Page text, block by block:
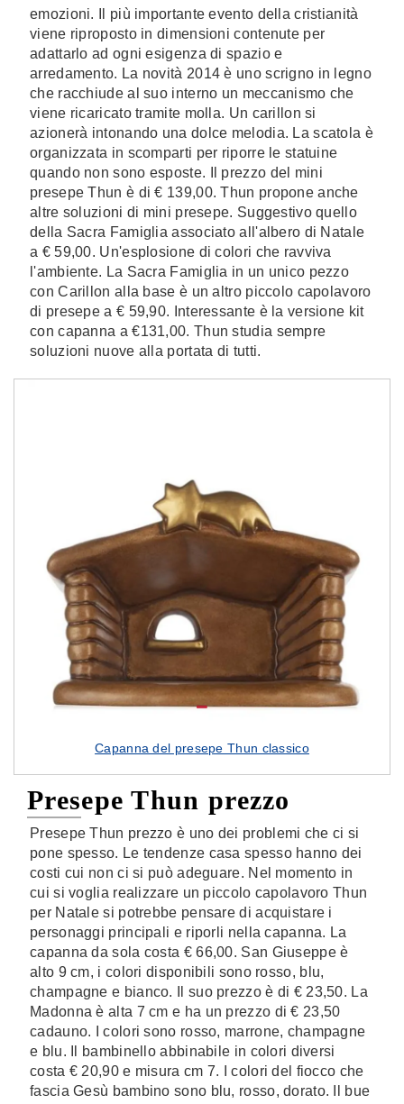
emozioni. Il più importante evento della cristianità
viene riproposto in dimensioni contenute per
adattarlo ad ogni esigenza di spazio e
arredamento. La novità 2014 è uno scrigno in legno
che racchiude al suo interno un meccanismo che
viene ricaricato tramite molla. Un carillon si
azionerà intonando una dolce melodia. La scatola è
organizzata in scomparti per riporre le statuine
quando non sono esposte. Il prezzo del mini
presepe Thun è di € 139,00. Thun propone anche
altre soluzioni di mini presepe. Suggestivo quello
della Sacra Famiglia associato all'albero di Natale
a € 59,00. Un'esplosione di colori che ravviva
l'ambiente. La Sacra Famiglia in un unico pezzo
con Carillon alla base è un altro piccolo capolavoro
di presepe a € 59,90. Interessante è la versione kit
con capanna a €131,00. Thun studia sempre
soluzioni nuove alla portata di tutti.
Capanna del presepe Thun classico
Presepe Thun prezzo
Presepe Thun prezzo è uno dei problemi che ci si
pone spesso. Le tendenze casa spesso hanno dei
costi cui non ci si può adeguare. Nel momento in
cui si voglia realizzare un piccolo capolavoro Thun
per Natale si potrebbe pensare di acquistare i
personaggi principali e riporli nella capanna. La
capanna da sola costa € 66,00. San Giuseppe è
alto 9 cm, i colori disponibili sono rosso, blu,
champagne e bianco. Il suo prezzo è di € 23,50. La
Madonna è alta 7 cm e ha un prezzo di € 23,50
cadauno. I colori sono rosso, marrone, champagne
e blu. Il bambinello abbinabile in colori diversi
costa € 20,90 e misura cm 7. I colori del fiocco che
fascia Gesù bambino sono blu, rosso, dorato. Il bue